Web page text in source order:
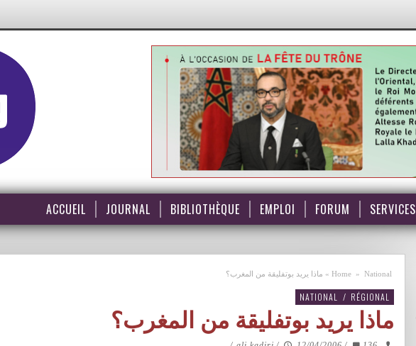
ACCUEIL JOURNAL BIBLIOTHÈQUE EMPLOI FORUM SERVICES
Home » National
» ماذا يريد بوتفليقة من المغرب؟
NATIONAL / RÉGIONAL
ماذا يريد بوتفليقة من المغرب؟